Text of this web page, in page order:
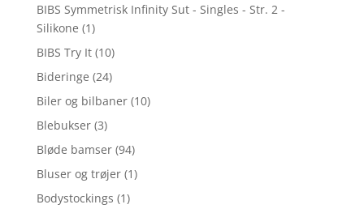
BIBS Symmetrisk Infinity Sut - Singles - Str. 2 -
Silikone (1)
BIBS Try It (10)
Bideringe (24)
Biler og bilbaner (10)
Blebukser (3)
Bløde bamser (94)
Bluser og trøjer (1)
Bodystockings (1)